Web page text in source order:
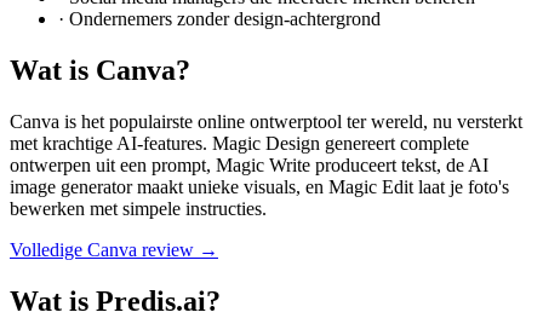
· Ondernemers zonder design-achtergrond
Wat is Canva?
Canva is het populairste online ontwerptool ter wereld, nu versterkt
met krachtige AI-features. Magic Design genereert complete
ontwerpen uit een prompt, Magic Write produceert tekst, de AI
image generator maakt unieke visuals, en Magic Edit laat je foto's
bewerken met simpele instructies.
Volledige Canva review →
Wat is Predis.ai?